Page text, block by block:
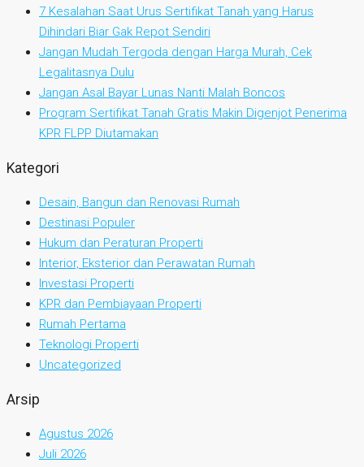
7 Kesalahan Saat Urus Sertifikat Tanah yang Harus
Dihindari Biar Gak Repot Sendiri
Jangan Mudah Tergoda dengan Harga Murah, Cek
Legalitasnya Dulu
Jangan Asal Bayar Lunas Nanti Malah Boncos
Program Sertifikat Tanah Gratis Makin Digenjot Penerima
KPR FLPP Diutamakan
Kategori
Desain, Bangun dan Renovasi Rumah
Destinasi Populer
Hukum dan Peraturan Properti
Interior, Eksterior dan Perawatan Rumah
Investasi Properti
KPR dan Pembiayaan Properti
Rumah Pertama
Teknologi Properti
Uncategorized
Arsip
Agustus 2026
Juli 2026